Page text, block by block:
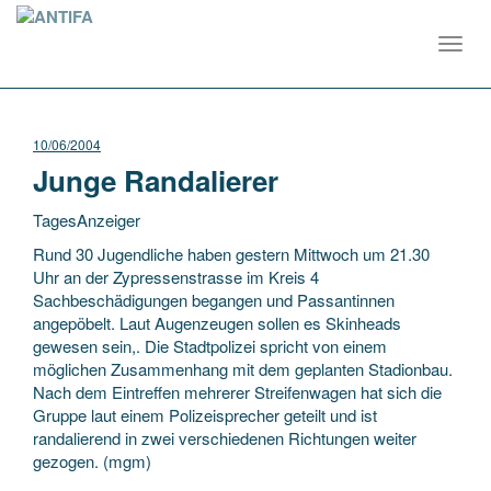
10/06/2004
Junge Randalierer
TagesAnzeiger
Rund 30 Jugendliche haben gestern Mittwoch um 21.30
Uhr an der Zypressenstrasse im Kreis 4
Sachbeschädigungen begangen und Passantinnen
angepöbelt. Laut Augenzeugen sollen es Skinheads
gewesen sein,. Die Stadtpolizei spricht von einem
möglichen Zusammenhang mit dem geplantenStadionbau.
Nach dem Eintreffen mehrerer Streifenwagen hat sich die
Gruppe laut einem Polizeisprecher geteilt und ist
randalierend in zwei verschiedenen Richtungen weiter
gezogen. (mgm)